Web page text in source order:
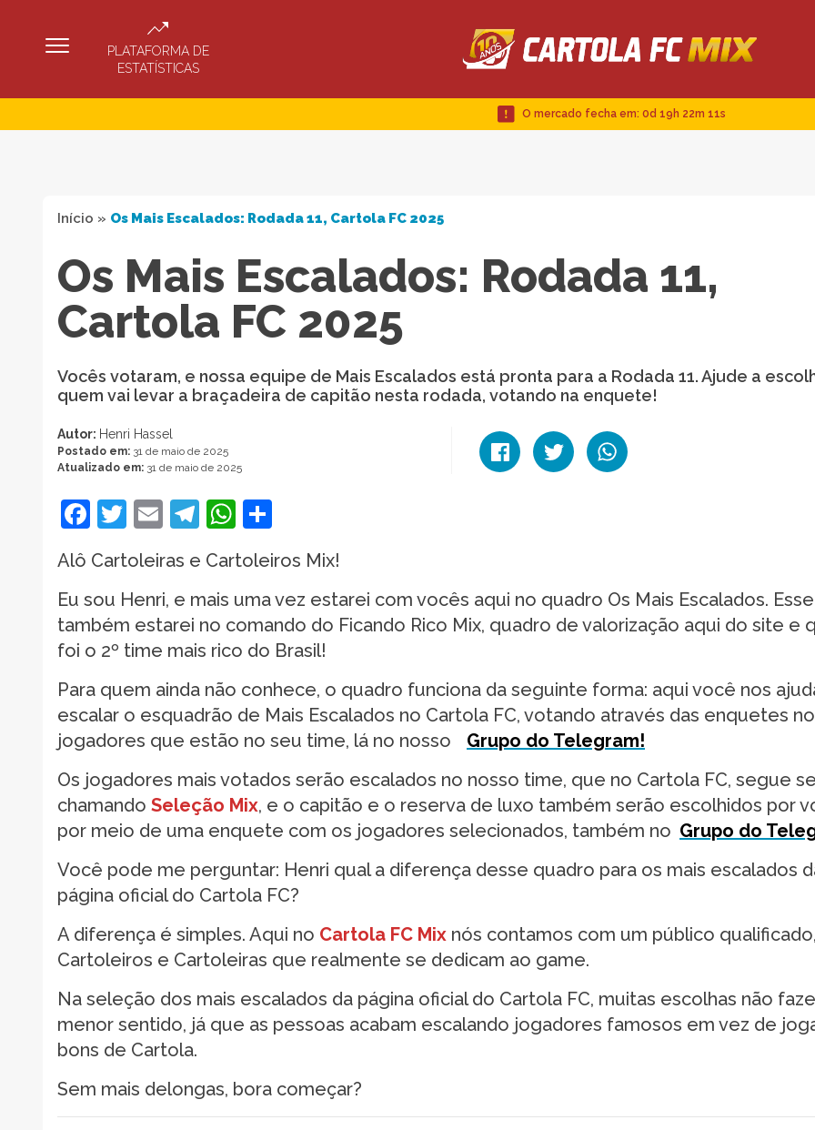
PLATAFORMA DE
ESTATÍSTICAS
O mercado fecha em: 0d 19h 22m 10s
Início » Os Mais Escalados: Rodada 11, Cartola FC 2025
Os Mais Escalados: Rodada 11,
Cartola FC 2025
Vocês votaram, e nossa equipe de Mais Escalados está pronta para a Rodada 11. Ajude a
quem vai levar a braçadeira de capitão nesta rodada, votando na enquete!
Autor: Henri Hassel
Postado em: 31 de maio de 2025
Atualizado em: 31 de maio de 2025
Facebook
Twitter
EmailTelegram
WhatsApp
Alô Cartoleiras e Cartoleiros Mix!
Eu sou Henri, e mais uma vez estarei com vocês aqui no quadro Os Mais Escalados.
também estarei no comando do Ficando Rico Mix, quadro de valorização aqui do site e
foi o 2º time mais rico do Brasil!
Para quem ainda não conhece, o quadro funciona da seguinte forma: aqui você nos
escalar o esquadrão de Mais Escalados no Cartola FC, votando através das enquetes
jogadores que estão no seu time, lá no nosso
Grupo do Telegram!
Os jogadores mais votados serão escalados no nosso time, que no Cartola FC, segue
chamando Seleção Mix, e o capitão e o reserva de luxo também serão escolhidos por
por meio de uma enquete com os jogadores selecionados, também no Grupo do
Você pode me perguntar: Henri qual a diferença desse quadro para os mais escalados
página oficial do Cartola FC?
A diferença é simples. Aqui no Cartola FC Mix nós contamos com um público
Cartoleiros e Cartoleiras que realmente se dedicam ao game.
Na seleção dos mais escalados da página oficial do Cartola FC, muitas escolhas não
menor sentido, já que as pessoas acabam escalando jogadores famosos em vez de
bons de Cartola.
Sem mais delongas, bora começar?